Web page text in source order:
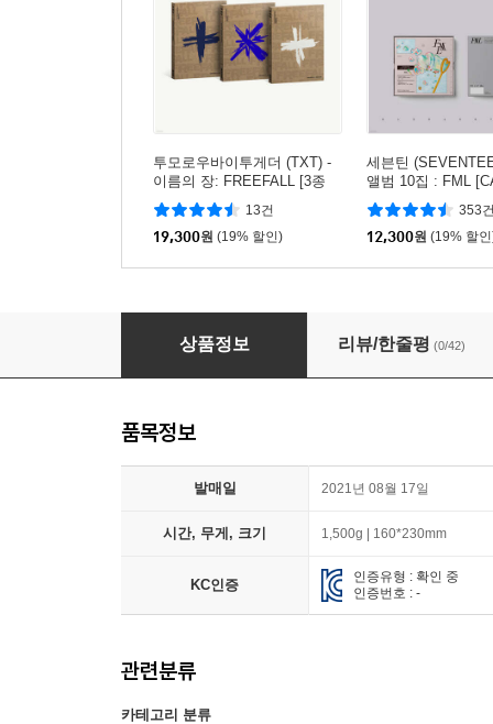
투모로우바이투게더 (TXT) -
이름의 장: FREEFALL [3종
중 1종 랜덤발송]
13건
19,300원 (19% 할인)
세븐틴
앨범 10집 : FML
r.]
353
12,300원 (19% 할
투모로우바이투게더 (TXT) - 혼돈의 장:
상품정보 리뷰/한줄평 (0/42)
품목정보
발매일 2021년 08월 17일
시간, 무게, 크기 1,500g | 160*230mm
KC인증
인증유형 : 확인 중
인증번호 : -
관련분류
카테고리 분류